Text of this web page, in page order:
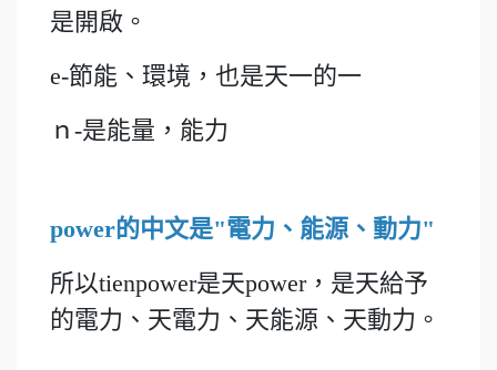
是開啟。
e-節能、環境，也是天一的一
ｎ-是能量，能力
power的中文是"電力、能源、動力"
所以tienpower是天power，是天給予
的電力、天電力、天能源、天動力。